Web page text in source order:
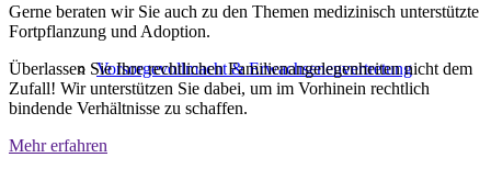
Vorsorgevollmacht & Erwachsenenvertretung
Gerne beraten wir Sie auch zu den Themen medizinisch unterstützte
Fortpflanzung und Adoption.
Überlassen Sie Ihre rechtlichen Familienangelegenheiten nicht dem
Zufall! Wir unterstützen Sie dabei, um im Vorhinein rechtlich
bindende Verhältnisse zu schaffen.
Mehr erfahren